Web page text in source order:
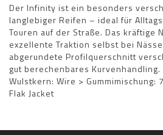
Der Infinity ist ein besonders
langlebiger Reifen – ideal für
Touren auf der Straße. Das kräftige
exzellente Traktion selbst bei
abgerundete Profilquerschnitt
gut berechenbares Kurvenhandling.
Wulstkern: Wire > Gummimischung:
Flak Jacket